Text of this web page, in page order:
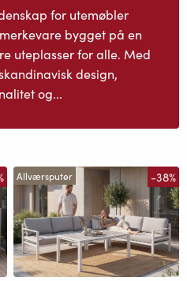
for utemøbler
bygget på en
uteplasser for alle. Med
design,
og...
Allværsputer -38%